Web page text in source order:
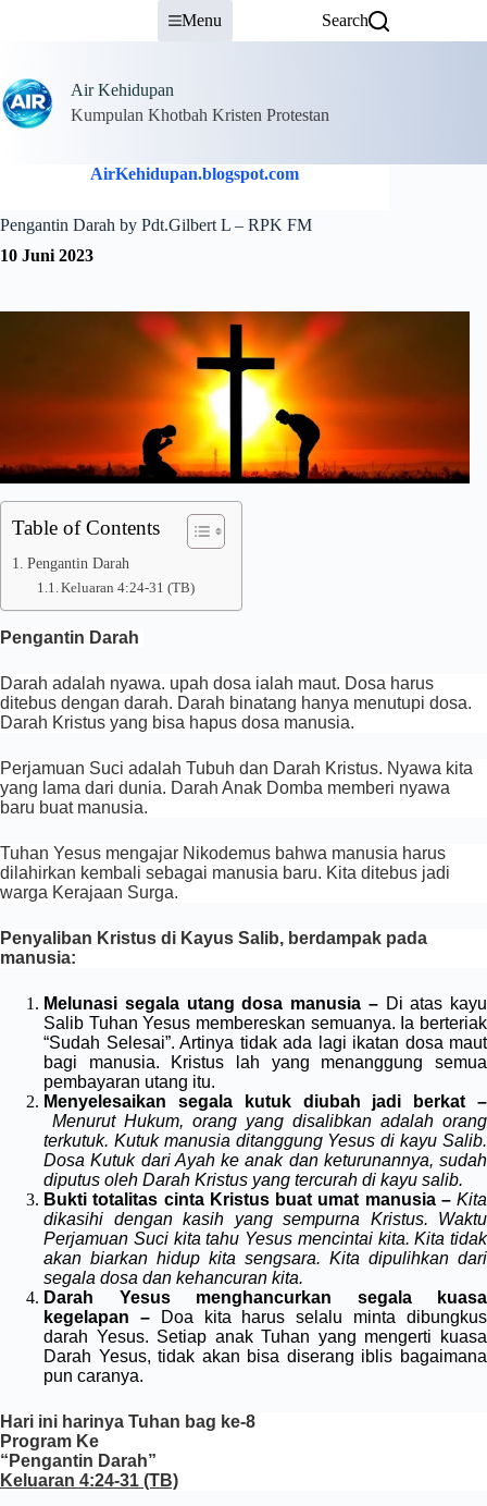
Menu Search
Air Kehidupan
Kumpulan Khotbah Kristen Protestan
AirKehidupan.blogspot.com
Pengantin Darah by Pdt.Gilbert L – RPK FM
10 Juni 2023
Table of Contents
Pengantin Darah
Keluaran 4:24-31 (TB)
Pengantin Darah
Darah adalah nyawa. upah dosa ialah maut. Dosa harus
ditebus dengan darah. Darah binatang hanya menutupi dosa.
Darah Kristus yang bisa hapus dosa manusia.
Perjamuan Suci adalah Tubuh dan Darah Kristus. Nyawa kita
yang lama dari dunia. Darah Anak Domba memberi nyawa
baru buat manusia.
Tuhan Yesus mengajar Nikodemus bahwa manusia harus
dilahirkan kembali sebagai manusia baru. Kita ditebus jadi
warga Kerajaan Surga.
Penyaliban Kristus di Kayus Salib, berdampak pada
manusia:
Melunasi segala utang dosa manusia – Di atas kayu
Salib Tuhan Yesus membereskan semuanya. Ia berteriak
“Sudah Selesai”. Artinya tidak ada lagi ikatan dosa maut
bagi manusia. Kristus lah yang menanggung semua
pembayaran utang itu.
Menyelesaikan segala kutuk diubah jadi berkat –
Menurut Hukum, orang yang disalibkan adalah orang
terkutuk. Kutuk manusia ditanggung Yesus di kayu Salib.
Dosa Kutuk dari Ayah ke anak dan keturunannya, sudah
diputus oleh Darah Kristus yang tercurah di kayu salib.
Bukti totalitas cinta Kristus buat umat manusia – Kita
dikasihi dengan kasih yang sempurna Kristus.
Waktu
Perjamuan Suci kita tahu Yesus mencintai kita. Kita tidak
akan biarkan hidup kita sengsara. Kita dipulihkan dari
segala dosa dan kehancuran kita.
Darah Yesus menghancurkan segala kuasa
kegelapan –
Doa kita harus selalu minta dibungkus
darah Yesus. Setiap anak Tuhan yang mengerti kuasa
Darah Yesus, tidak akan bisa diserang iblis bagaimana
pun caranya.
Hari ini harinya Tuhan bag ke-8
Program Ke
“Pengantin Darah”
Keluaran 4:24-31 (TB)